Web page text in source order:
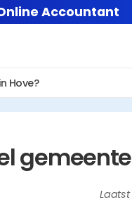
Accountant
Hove?